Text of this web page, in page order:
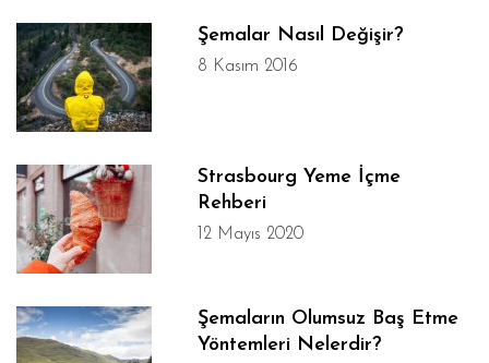
Şemalar Nasıl Değişir?
8 Kasım 2016
Strasbourg Yeme İçme
Rehberi
12 Mayıs 2020
Şemaların Olumsuz Baş Etme
Yöntemleri Nelerdir?